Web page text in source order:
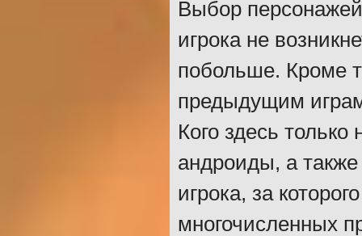
Выбор
игрока не
побольше. Кроме
предыдущим
Кого здесь
андроиды, а
игрока, за
многочисленных